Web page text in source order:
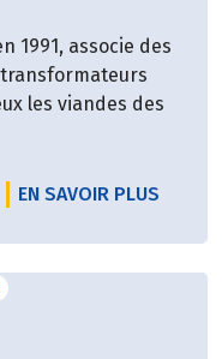
1991, associe des
les viandes des
EN SAVOIR PLUS